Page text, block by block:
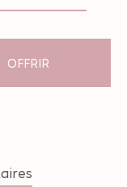
OFFRIR